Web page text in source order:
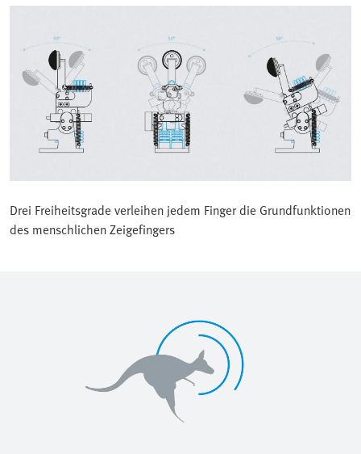
Drei Freiheitsgrade verleihen jedem Finger die Grundfunktionen
des menschlichen Zeigefingers